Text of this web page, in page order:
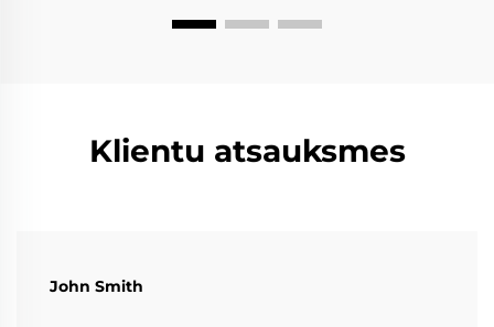
Klientu atsauksmes
John Smith